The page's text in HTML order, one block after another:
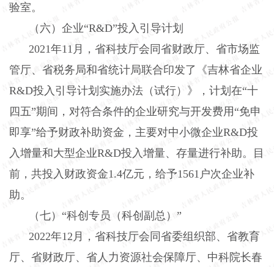
验室。
（六）企业“R&D”投入引导计划
2021年11 月，省科技厅会同省财政厅、省市场监
管厅、省税务局和省统计局联合印发了《吉林省企业
R&D投入引导计划实施办法（试行）》，计划在“十
四五”期间，对符合条件的企业研究与开发费用“免申
即享”给予财政补助资金，主要对中小微企业R&D投
入增量和大型企业R&D投入增量、存量进行补助。目
前，共投入财政资金1.4亿元，给予1561 户次企业补
助。
（七）“科创专员（科创副总）”
2022年12 月，省科技厅会同省委组织部、省教育
厅、省财政厅、省人力资源社会保障厅、中科院长春